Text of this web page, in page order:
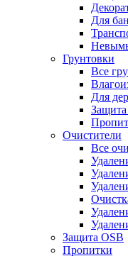
Для
Грунтовки
Все
Для
Очистители
Все
Защита OSB
Пропитки